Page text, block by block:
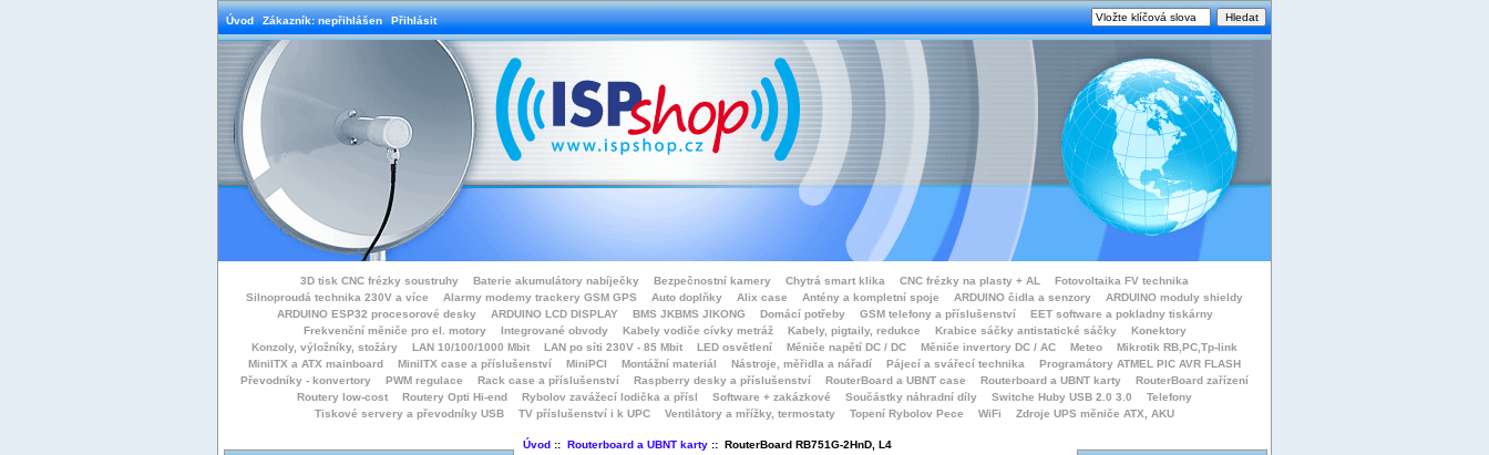
Úvod Zákazník: nepřihlášen Přihlásit
3D tisk CNC frézky soustruhy Baterie akumulátory nabíječky Bezpečnostní kamery Chytrá smart klika CNC frézky na plasty + AL
Fotovoltaika FV technika
Silnoproudá technika 230V a více
Alarmy modemy trackery GSM GPS Auto doplňky Alix case Antény a kompletní spoje ARDUINO čidla a senzory
ARDUINO moduly shieldy
ARDUINO ESP32 procesorové desky
ARDUINO LCD DISPLAY BMS JKBMS JIKONG Domácí potřeby GSM telefony a příslušenství
EET software a pokladny tiskárny
Frekvenční měniče pro el. motory
Integrované obvody Kabely vodiče cívky metráž Kabely, pigtaily, redukce Krabice sáčky antistatické sáčky
Konektory
Konzoly, výložníky, stožáry
LAN 10/100/1000 Mbit LAN po síti 230V - 85 Mbit LED osvětlení Měniče napětí DC / DC Měniče invertory DC / AC Meteo
Mikrotik RB,PC,Tp-link
MiniITX a ATX mainboard
MiniITX case a příslušenství MiniPCI Montážní materiál Nástroje, měřidla a nářadí Pájecí a svářecí technika
Programátory ATMEL PIC AVR FLASH
Převodníky - konvertory
PWM regulace Rack case a příslušenství Raspberry desky a příslušenství RouterBoard a UBNT case Routerboard a UBNT karty
RouterBoard zařízení
Routery low-cost
Routery Opti Hi-end Rybolov zavážecí lodička a přísl Software + zakázkové Součástky náhradní díly Switche Huby USB 2.0 3.0
Telefony
Tiskové servery a převodníky USB
TV příslušenství i k UPC Ventilátory a mřížky, termostaty Topení Rybolov Pece WiFi Zdroje UPS měniče ATX, AKU
Úvod:: Routerboard a UBNT karty:: RouterBoard RB751G-2HnD, L4